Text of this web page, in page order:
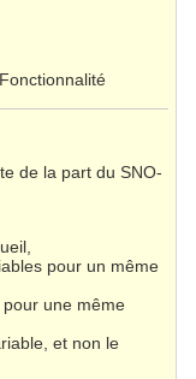
de la part du SNO-
pour un même
une même
et non le